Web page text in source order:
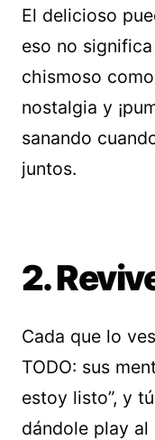
El delicioso
eso no
chismoso
nostalgia y
sanando
juntos.
2.
Cada que lo
TODO: sus
estoy listo”, y
dándole play